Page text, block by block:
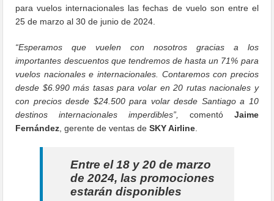
para vuelos internacionales las fechas de vuelo son entre el
25 de marzo al 30 de junio de 2024.
“Esperamos que vuelen con nosotros gracias a los
importantes descuentos que tendremos de hasta un 71% para
vuelos nacionales e internacionales. Contaremos con precios
desde $6.990 más tasas para volar en 20 rutas nacionales y
con precios desde $24.500 para volar desde Santiago a 10
destinos internacionales imperdibles”,
comentó Jaime
Fernández , gerente de ventas deSKY Airline
Entre el 18 y 20 de marzo
de 2024, las promociones
estarán disponibles